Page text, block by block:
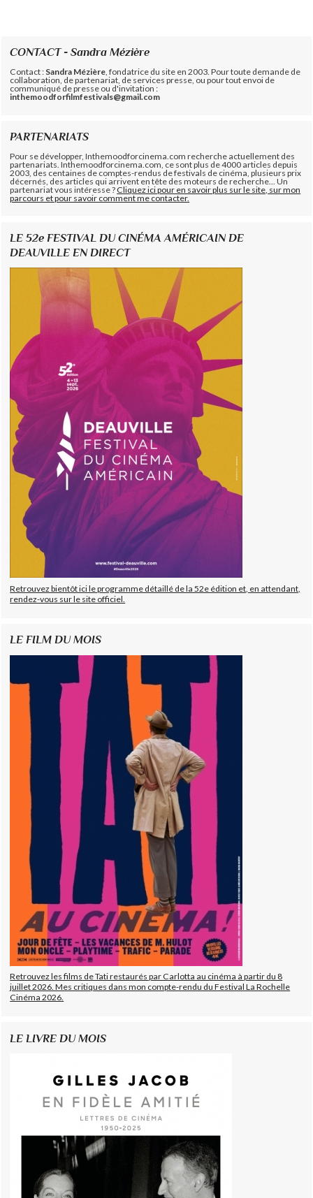
CONTACT - Sandra Mézière
Contact : Sandra Mézière , fondatrice du site en 2003. Pour toute demande de
collaboration, de partenariat, de services presse, ou pour tout envoi de
communiqué de presse ou d'invitation :
inthemoodforfilmfestivals@gmail.com
PARTENARIATS
Pour se développer, Inthemoodforcinema.com recherche actuellement des
partenariats. Inthemoodforcinema.com, ce sont plus de 4000 articles depuis
2003, des centaines de comptes-rendus de festivals de cinéma, plusieurs prix
décernés, des articles qui arrivent en tête des moteurs de recherche... Un
partenariat vous intéresse ?Cliquez ici pour en savoir plus sur le site, sur mon
parcours et pour savoir comment me contacter.
LE 52e FESTIVAL DU CINÉMA AMÉRICAIN DE
DEAUVILLE EN DIRECT
Retrouvez bientôt ici le programme détaillé de la 52e édition et, en attendant,
rendez-vous sur le site officiel.
LE FILM DU MOIS
Retrouvez les films de Tati restaurés par Carlotta au cinéma à partir du 8
juillet 2026. Mes critiques dans mon compte-rendu du Festival La Rochelle
Cinéma 2026.
LE LIVRE DU MOIS